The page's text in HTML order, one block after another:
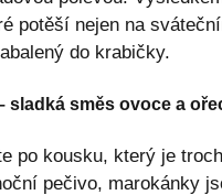
potěší nejen na
do krabičky.
sladká směs ovoce a
po kousku, který je
pečivo, marokánky